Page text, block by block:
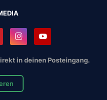
in deinen Posteingang.